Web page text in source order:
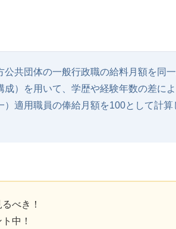
公共団体の一般行政職の給料月額を同
）を用いて、学歴や経験年数の差に
適用職員の俸給月額を100として計算
べき！
中！